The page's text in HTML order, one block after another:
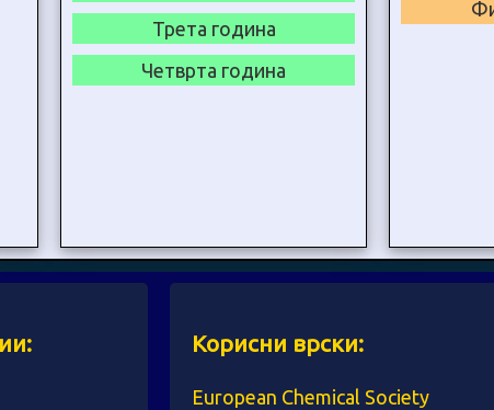
Трета година
Четврта година
Корисни врски:
European Chemical Society